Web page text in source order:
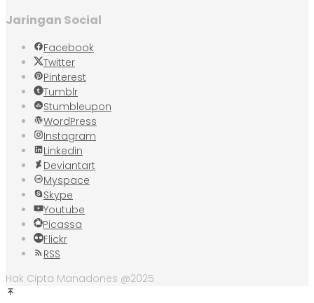
Jaringan Social
Facebook
Twitter
Pinterest
Tumblr
Stumbleupon
WordPress
Instagram
Linkedin
Deviantart
Myspace
Skype
Youtube
Picassa
Flickr
RSS
Hak Cipta Manadones @2025